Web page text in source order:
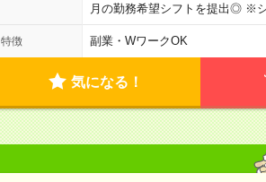
月の勤務希望シフトを提出◎ ※
特徴 副業・WワークOK
気になる！